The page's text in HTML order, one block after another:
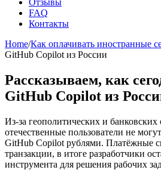
Отзывы
FAQ
Контакты
Home/Как оплачивать иностранные
GitHub Copilot из России
Рассказываем, как
GitHub Copilot из
Из-за геополитических и банковских
отечественные пользователи не
GitHub Copilot рублями. Платёжные
транзакции, в итоге разработчики
инструмента для решения рабочих